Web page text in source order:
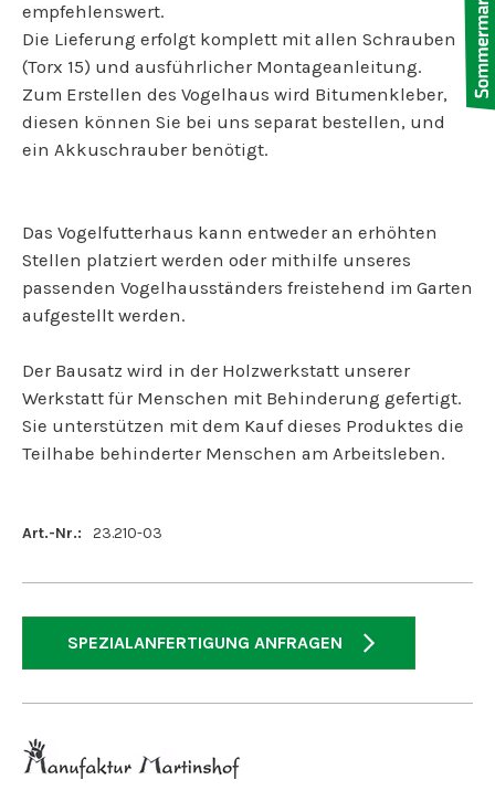
empfehlenswert.
Die Lieferung erfolgt komplett mit allen Schrauben
(Torx 15) und ausführlicher Montageanleitung.
Zum Erstellen des Vogelhaus wird Bitumenkleber,
diesen können Sie bei uns separat bestellen, und
ein Akkuschrauber benötigt.
Das Vogelfutterhaus kann entweder an erhöhten
Stellen platziert werden oder mithilfe unseres
passenden Vogelhausständers freistehend im Garten
aufgestellt werden.
Der Bausatz wird in der Holzwerkstatt unserer
Werkstatt für Menschen mit Behinderung gefertigt.
Sie unterstützen mit dem Kauf dieses Produktes die
Teilhabe behinderter Menschen am Arbeitsleben.
Art.-Nr.: 23.210-03
SPEZIALANFERTIGUNG ANFRAGEN